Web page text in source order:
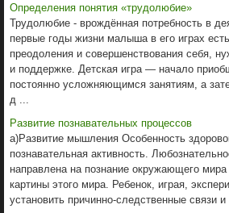
Определения понятия «трудолюбие»
Трудолюбие - врождённая потребность в
первые годы жизни малыша в его играх
преодоления и совершенствования себя,
и поддержке. Детская игра — начало
постоянно усложняющимся занятиям, а
д ...
Развитие познавательных процессов
а)Развитие мышления Особенность
познавательная активность.
направлена на познание окружающего мира
картины этого мира. Ребенок, играя,
установить причинно-следственные связи и